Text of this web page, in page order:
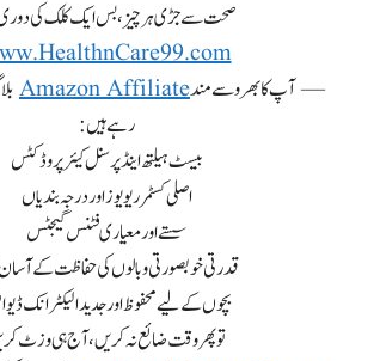
صحت سے جڑی ہر چیز، بس ایک کلک کی
— آپ کا بھروسے مندAmazon Affiliate
رہے ہیں:
بیسٹ ہیلتھ اینڈ پرسنل کیئر پروڈکٹس
اصلی کسٹمر ریویوز اور درجہ بندیاں
سستے اور معیاری فٹنس گیجٹس
قدرتی خوبصورتی و بالوں کی حفاظت کے
بچوں کے لیے محفوظ اور جدید الیکٹرانک
تو پھر وقت ضائع نہ کریں، آج ہی وزٹ